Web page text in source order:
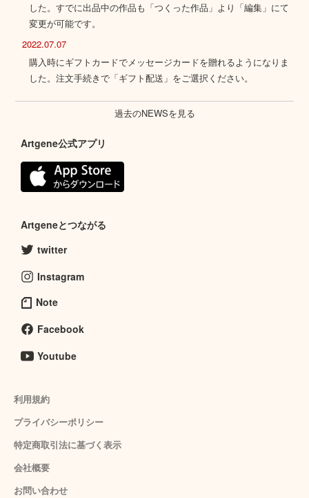
した。すでに出品中の作品も「つくった作品」より「編集」にて
変更が可能です。
2022.07.07
購入時にギフトカードでメッセージカードを贈れるようになりま
した。注文手続きで「ギフト配送」をご選択ください。
過去のNEWSを見る
Artgene公式アプリ
Artgeneとつながる
twitter
Instagram
Note
Facebook
Youtube
利用規約
プライバシーポリシー
特定商取引法に基づく表示
会社概要
お問い合わせ